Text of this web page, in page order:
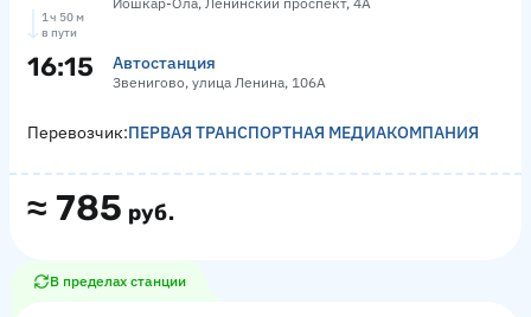
1 ч 50 м
в пути
16:15 Автостанция
Звенигово, улица Ленина, 106А
≈ 785 руб.
Перевозчик:ПЕРВАЯ ТРАНСПОРТНАЯ МЕДИАКОМПАНИЯ
В пределах станции